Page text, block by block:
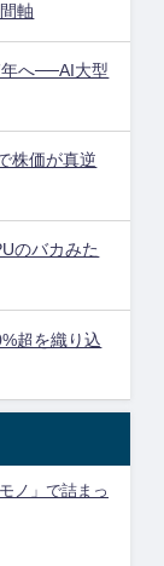
軸
へ──AI大型
株価が真逆
のバカみた
超を織り込
ノ」で詰まっ